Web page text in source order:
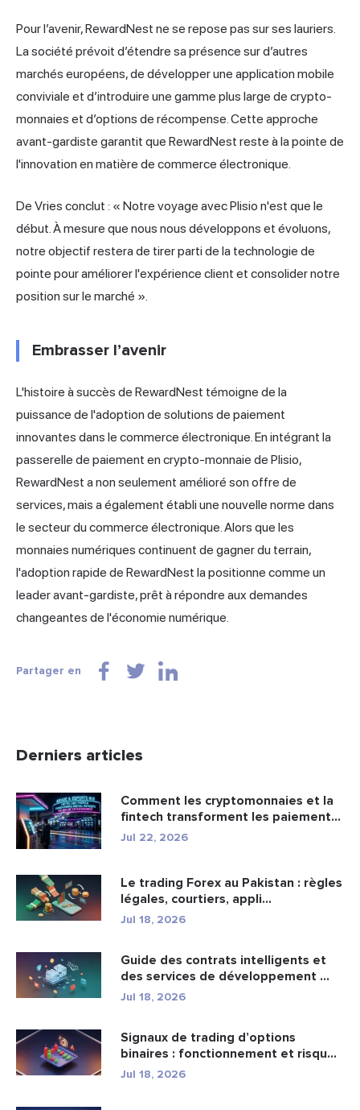
Pour l’avenir, RewardNest ne se repose pas sur ses lauriers.
La société prévoit d’étendre sa présence sur d’autres
marchés européens, de développer une application mobile
conviviale et d’introduire une gamme plus large de crypto-
monnaies et d’options de récompense. Cette approche
avant-gardiste garantit que RewardNest reste à la pointe de
l'innovation en matière de commerce électronique.
De Vries conclut : « Notre voyage avec Plisio n'est que le
début. À mesure que nous nous développons et évoluons,
notre objectif restera de tirer parti de la technologie de
pointe pour améliorer l'expérience client et consolider notre
position sur le marché ».
Embrasser l’avenir
L'histoire à succès de RewardNest témoigne de la
puissance de l'adoption de solutions de paiement
innovantes dans le commerce électronique. En intégrant la
passerelle de paiement en crypto-monnaie de Plisio,
RewardNest a non seulement amélioré son offre de
services, mais a également établi une nouvelle norme dans
le secteur du commerce électronique. Alors que les
monnaies numériques continuent de gagner du terrain,
l'adoption rapide de RewardNest la positionne comme un
leader avant-gardiste, prêt à répondre aux demandes
changeantes de l'économie numérique.
Partager en
Derniers articles
Comment les cryptomonnaies et la
fintech transforment les paiement...
Jul 22, 2026
Le trading Forex au Pakistan : règles
légales, courtiers, appli...
Jul 18, 2026
Guide des contrats intelligents et
des services de développement ...
Jul 18, 2026
Signaux de trading d’options
binaires : fonctionnement et risqu...
Jul 18, 2026